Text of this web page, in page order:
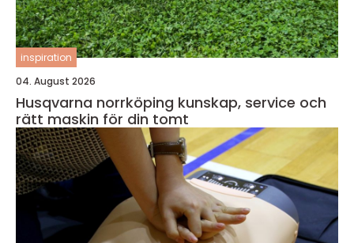
inspiration
04. August 2026
Husqvarna norrköping kunskap, service och
rätt maskin för din tomt